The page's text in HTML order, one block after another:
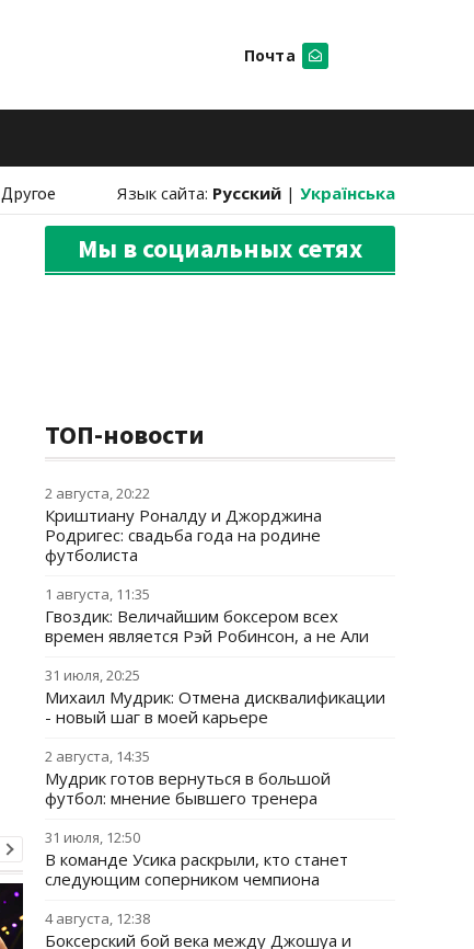
Почта
Другое Язык сайта: Русский | Українська
Мы в социальных сетях
ТОП-новости
2 августа, 20:22
Криштиану Роналду и Джорджина
Родригес: свадьба года на родине
футболиста
1 августа, 11:35
Гвоздик: Величайшим боксером всех
времен является Рэй Робинсон, а не Али
31 июля, 20:25
Михаил Мудрик: Отмена дисквалификации
- новый шаг в моей карьере
2 августа, 14:35
Мудрик готов вернуться в большой
футбол: мнение бывшего тренера
31 июля, 12:50
В команде Усика раскрыли, кто станет
следующим соперником чемпиона
4 августа, 12:38
Боксерский бой века между Джошуа и